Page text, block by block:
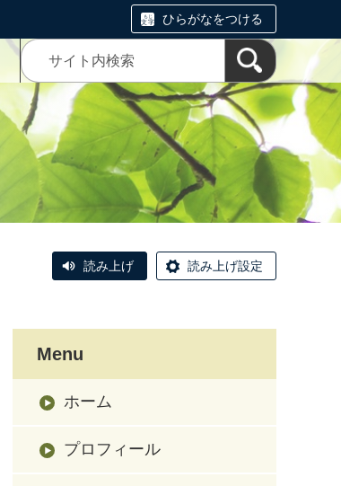
ひらがなをつける
読み上げ 読み上げ設定
Menu
ホーム
プロフィール